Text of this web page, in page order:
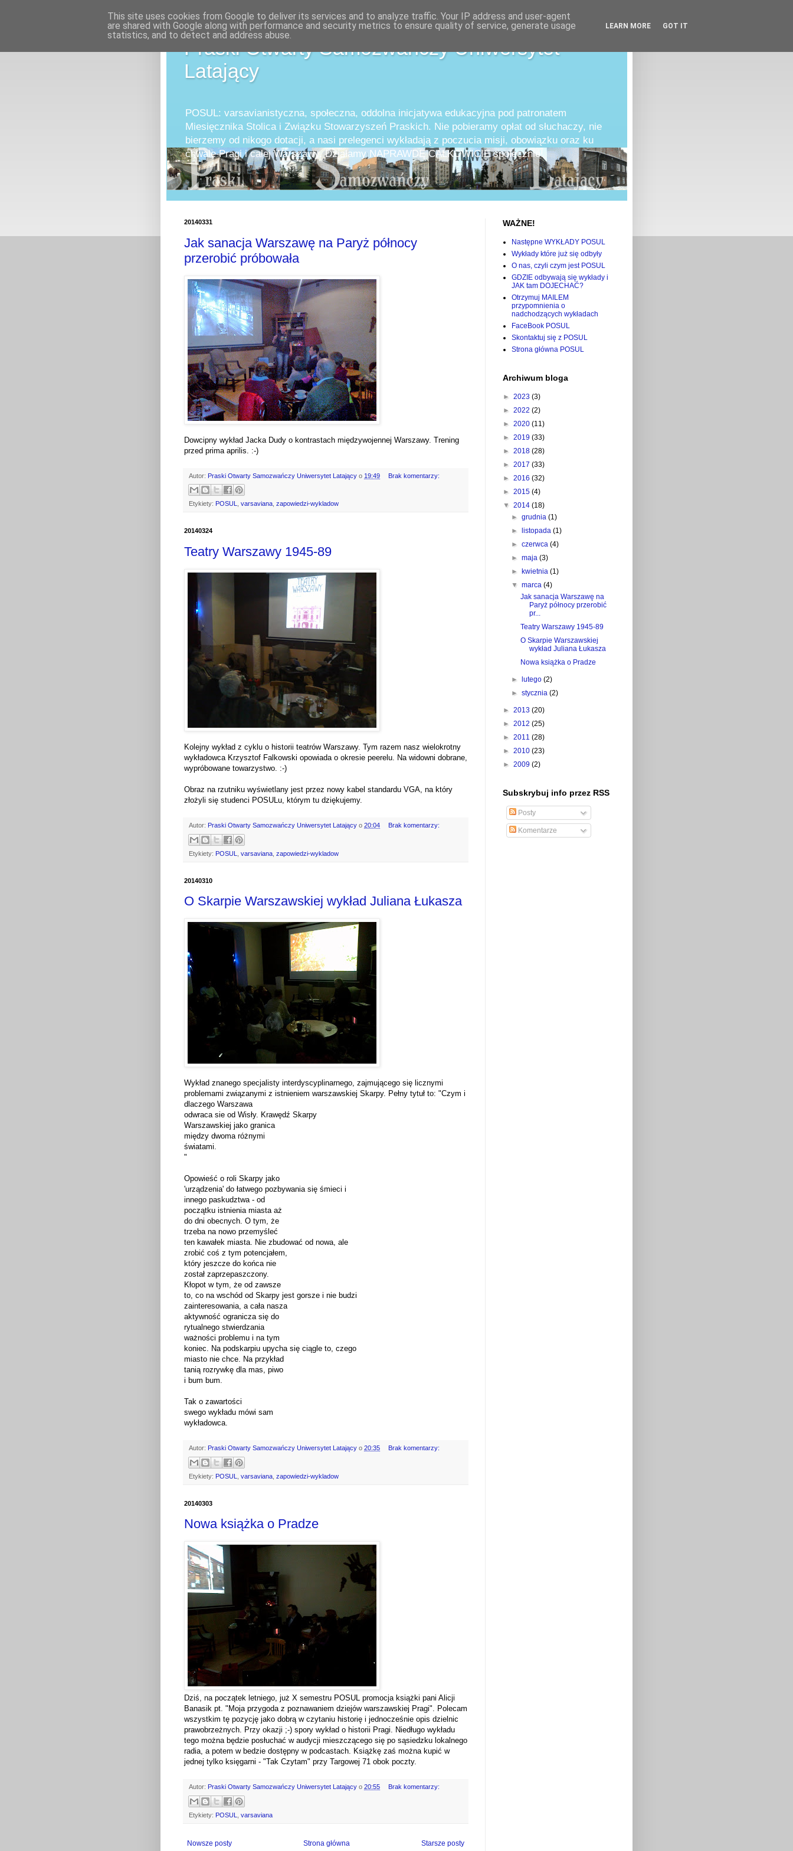
Praski Otwarty Samozwańczy Uniwersytet
Latający
POSUL: varsavianistyczna, społeczna, oddolna inicjatywa edukacyjna pod patronatem
Miesięcznika Stolica i Związku Stowarzyszeń Praskich. Nie pobieramy opłat od słuchaczy, nie
bierzemy od nikogo dotacji, a nasi prelegenci wykładają z poczucia misji, obowiązku oraz ku
chwale Pragi i całej Warszawy. Działamy NAPRAWDĘ CAŁKOWICIE społecznie!
20140331
Jak sanacja Warszawę na Paryż północy
przerobić próbowała
Dowcipny wykład Jacka Dudy o kontrastach międzywojennej Warszawy. Trening
przed prima aprilis. :-)
Autor: Praski Otwarty Samozwańczy Uniwersytet Latający o 19:49 Brak komentarzy:
Etykiety: POSUL varsaviana zapowiedzi-wykladow
20140324
Teatry Warszawy 1945-89
Kolejny wykład z cyklu o historii teatrów Warszawy. Tym razem nasz wielokrotny
wykładowca Krzysztof Falkowski opowiada o okresie peerelu. Na widowni dobrane,
wypróbowane towarzystwo. :-)
Obraz na rzutniku wyświetlany jest przez nowy kabel standardu VGA, na który
złożyli się studenci POSULu, którym tu dziękujemy.
Autor: Praski Otwarty Samozwańczy Uniwersytet Latający o 20:04 Brak komentarzy:
Etykiety: POSUL varsaviana zapowiedzi-wykladow
20140310
O Skarpie Warszawskiej wykład Juliana Łukasza
Wykład znanego specjalisty interdyscyplinarnego, zajmującego się licznymi
problemami związanymi z istnieniem warszawskiej Skarpy. Pełny tytuł to: "Czym i
dlaczego Warszawa
odwraca sie od Wisły. Krawędź Skarpy
Warszawskiej jako granica
między dwoma różnymi
światami.
"
Opowieść o roli Skarpy jako
'urządzenia' do łatwego pozbywania się śmieci i
innego paskudztwa - od
początku istnienia miasta aż
do dni obecnych. O tym, że
trzeba na nowo przemyśleć
ten kawałek miasta. Nie zbudować od nowa, ale
zrobić coś z tym potencjałem,
który jeszcze do końca nie
został zaprzepaszczony.
Kłopot w tym, że od zawsze
to, co na wschód od Skarpy jest gorsze i nie budzi
zainteresowania, a cała nasza
aktywność ogranicza się do
rytualnego stwierdzania
ważności problemu i na tym
koniec. Na podskarpiu upycha się ciągle to, czego
miasto nie chce. Na przykład
tanią rozrywkę dla mas, piwo
i bum bum.
Tak o zawartości
swego wykładu mówi sam
wykładowca.
Autor: Praski Otwarty Samozwańczy Uniwersytet Latający o 20:35 Brak komentarzy:
Etykiety: POSUL varsaviana zapowiedzi-wykladow
20140303
Nowa książka o Pradze
Dziś, na początek letniego, już X semestru POSUL promocja książki pani Alicji
Banasik pt. "Moja przygoda z poznawaniem dziejów warszawskiej Pragi". Polecam
wszystkim tę pozycję jako dobrą w czytaniu historię i jednocześnie opis dzielnic
prawobrzeżnych. Przy okazji ;-) spory wykład o historii Pragi. Niedługo wykładu
tego można będzie posłuchać w audycji mieszczącego się po sąsiedzku lokalnego
radia, a potem w bedzie dostępny w podcastach. Książkę zaś można kupić w
jednej tylko księgarni - "Tak Czytam" przy Targowej 71 obok poczty.
Autor: Praski Otwarty Samozwańczy Uniwersytet Latający o 20:55 Brak komentarzy:
Etykiety: POSUL varsaviana
Nowsze posty Starsze posty
Strona główna
WAŻNE!
Następne WYKŁADY POSUL
Wykłady które już się odbyły
O nas, czyli czym jest POSUL
GDZIE odbywają się wykłady i
JAK tam DOJECHAĆ?
Otrzymuj MAILEM
przypomnienia o
nadchodzących wykładach
FaceBook POSUL
Skontaktuj się z POSUL
Strona główna POSUL
Archiwum bloga
► 2023 (3)
► 2022 (2)
► 2020 (11)
► 2019 (33)
► 2018 (28)
► 2017 (33)
► 2016 (32)
► 2015 (4)
▼ 2014 (18)
►grudnia(1)
►
listopada(1)
►czerwca(4)
►maja(3)
►
kwietnia(1)
▼marca(4)
Jak sanacja Warszawę na
Paryż północy przerobić
pr...
Teatry Warszawy 1945-89
O Skarpie Warszawskiej
wykład Juliana Łukasza
Nowa książka o Pradze
► lutego(2)
►stycznia(2)
► 2013 (20)
► 2012 (25)
► 2011 (28)
► 2010 (23)
► 2009 (2)
Subskrybuj info przez RSS
Posty
Komentarze
This site uses cookies from Google to deliver its services and to analyze traffic. Your IP address and user-agent
are shared with Google along with performance and security metrics to ensure quality of service, generate usage
statistics, and to detect and address abuse.
LEARN MORE GOT IT